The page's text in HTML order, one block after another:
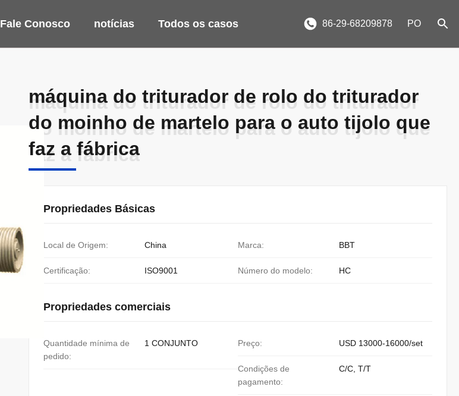
Fale Conosco notícias Todos os casos 86-29-68209878 PO
máquina do triturador de rolo do triturador
do moinho de martelo para o auto tijolo que
faz a fábrica
máquina do triturador de rolo do triturador
do moinho de martelo para o auto tijolo que
faz a fábrica
Propriedades Básicas
Local de Origem: China Marca: BBT
Certificação: ISO9001 Número do modelo: HC
Propriedades comerciais
Quantidade mínima de
pedido:
1 CONJUNTO Preço: USD 13000-16000/set
Condições de
pagamento:
C/C, T/T